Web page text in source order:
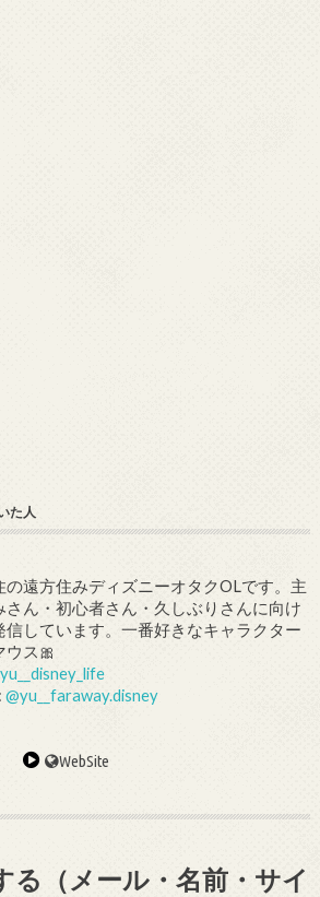
た人
の遠方住みディズニーオタクOLです。主
さん・初心者さん・久しぶりさんに向け
信しています。一番好きなキャラクター
ウス🎀
@yu__faraway.disney
WebSite
る（メール・名前・サイ